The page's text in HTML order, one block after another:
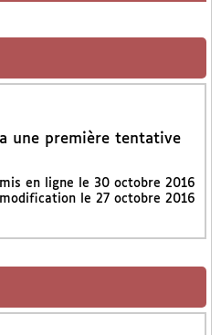
une première tentative
en ligne le 30 octobre 2016
le 27 octobre 2016